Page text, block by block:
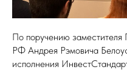
По поручению заместителя
РФ Андрея Рэмовича
исполнения